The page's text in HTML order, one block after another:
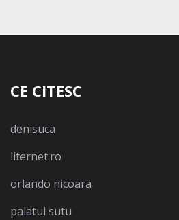
CE CITESC
denisuca
liternet.ro
orlando nicoara
palatul sutu